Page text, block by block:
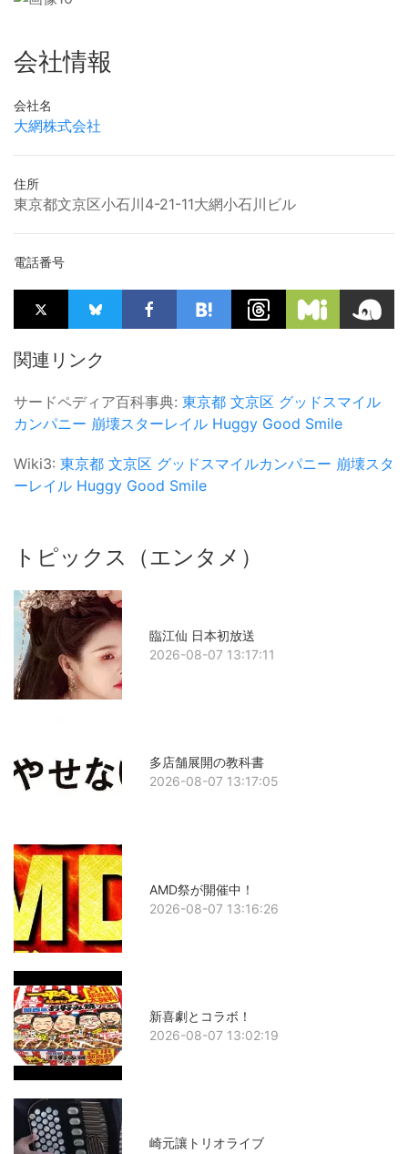
会社情報
会社名
大網株式会社
住所
東京都文京区小石川4-21-11大網小石川ビル
電話番号
関連リンク
サードペディア百科事典: 東京都 文京区 グッドスマイル
カンパニー 崩壊スターレイル Huggy Good Smile
Wiki3: 東京都 文京区 グッドスマイルカンパニー 崩壊スタ
ーレイル Huggy Good Smile
トピックス（エンタメ）
臨江仙 日本初放送
2026-08-07 13:17:11
多店舗展開の教科書
2026-08-07 13:17:05
AMD祭が開催中！
2026-08-07 13:16:26
新喜劇とコラボ！
2026-08-07 13:02:19
崎元讓トリオライブ